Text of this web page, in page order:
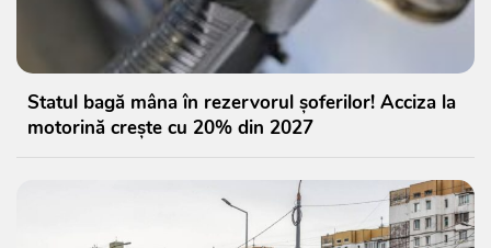
Statul bagă mâna în rezervorul șoferilor! Acciza la
motorină crește cu 20% din 2027